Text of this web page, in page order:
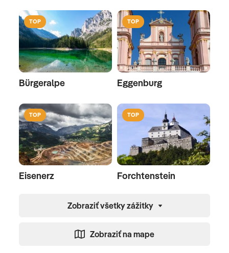
TOP
Bürgeralpe
TOP
Eggenburg
TOP
Eisenerz
TOP
Forchtenstein
Zobraziť všetky zážitky
Zobraziť na mape